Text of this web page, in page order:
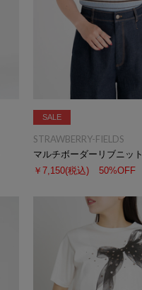
SALE
STRAWBERRY-FIELDS
マルチボーダーリブニット
￥7,150(税込) 50%OFF